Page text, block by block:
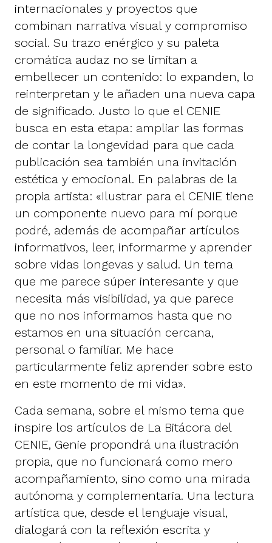
internacionales y proyectos que
combinan narrativa visual y compromiso
social. Su trazo enérgico y su paleta
cromática audaz no se limitan a
embellecer un contenido: lo expanden, lo
reinterpretan y le añaden una nueva capa
de significado. Justo lo que el CENIE
busca en esta etapa: ampliar las formas
de contar la longevidad para que cada
publicación sea también una invitación
estética y emocional. En palabras de la
propia artista: «Ilustrar para el CENIE tiene
un componente nuevo para mí porque
podré, además de acompañar artículos
informativos, leer, informarme y aprender
sobre vidas longevas y salud. Un tema
que me parece súper interesante y que
necesita más visibilidad, ya que parece
que no nos informamos hasta que no
estamos en una situación cercana,
personal o familiar. Me hace
particularmente feliz aprender sobre esto
en este momento de mi vida».
Cada semana, sobre el mismo tema que
inspire los artículos de La Bitácora del
CENIE, Genie propondrá una ilustración
propia, que no funcionará como mero
acompañamiento, sino como una mirada
autónoma y complementaria. Una lectura
artística que, desde el lenguaje visual,
dialogará con la reflexión escrita y